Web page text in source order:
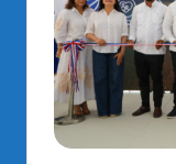
di
o
O